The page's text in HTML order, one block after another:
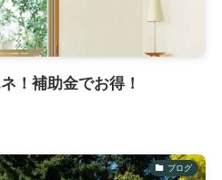
！補助金でお得！
ブログ